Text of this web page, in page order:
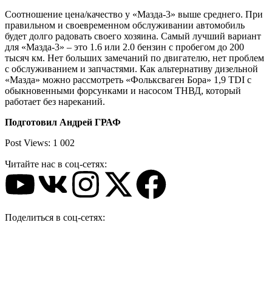
Соотношение цена/качество у «Мазда-3» выше среднего. При
правильном и своевременном обслуживании автомобиль
будет долго радовать своего хозяина. Самый лучший вариант
для «Мазда-3» – это 1.6 или 2.0 бензин с пробегом до 200
тысяч км. Нет больших замечаний по двигателю, нет проблем
с обслуживанием и запчастями. Как альтернативу дизельной
«Мазда» можно рассмотреть «Фольксваген Бора» 1,9 TDI c
обыкновенными форсунками и насосом ТНВД, который
работает без нареканий.
Подготовил Андрей ГРАФ
Post Views: 1 002
Читайте нас в соц-сетях:
Поделиться в соц-сетях: